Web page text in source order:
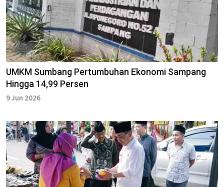
UMKM Sumbang Pertumbuhan Ekonomi Sampang
Hingga 14,99 Persen
9 Jun 2026